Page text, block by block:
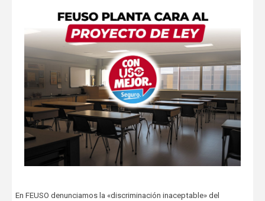
principales medios de comunicación nacionales.FEUSO ha sido el
primer sindicato en dar un paso al frentepara denunciar...
En FEUSO denunciamos la «discriminación inaceptable» del